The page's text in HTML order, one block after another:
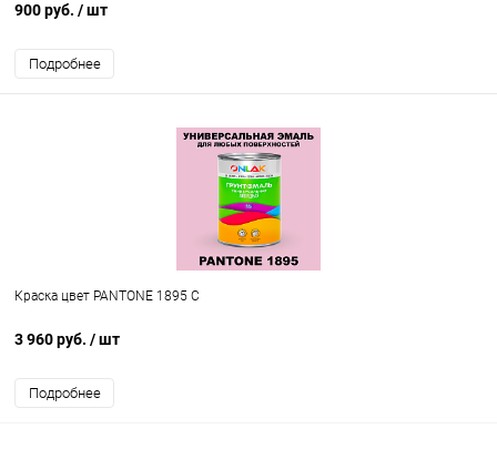
900 руб. / шт
Подробнее
Краска цвет PANTONE 1895 C
3 960 руб. / шт
Подробнее